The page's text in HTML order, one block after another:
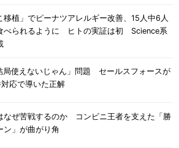
移植」でピーナツアレルギー改善、15人中6人
べられるように ヒトの実証は初 Science系
局使えないじゃん」問題 セールスフォースが
応で導いた正解
なぜ苦戦するのか コンビニ王者を支えた「勝
ン」が曲がり角